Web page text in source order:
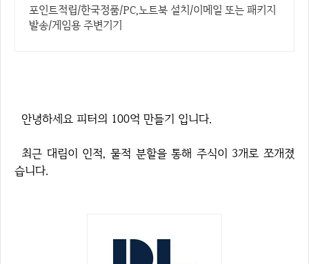
포인트적립/한국정품/PC,노트북 설치/이메일 또는 패키지
발송/게임용 주변기기
안녕하세요 피터의 100억 만들기 입니다.
최근 대림이 인적, 물적 분할을 통해 주식이 3개로 쪼개졌
습니다.